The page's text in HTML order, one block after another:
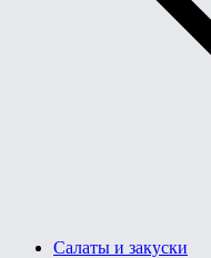
Салаты и закуски